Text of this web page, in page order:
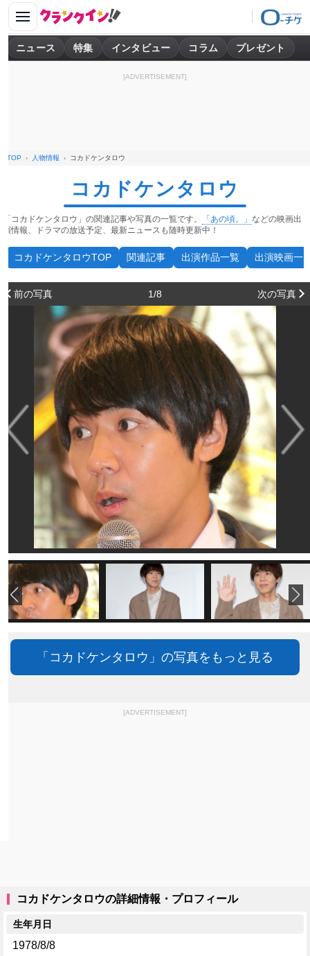
ニュース 特集 インタビュー コラム プレゼント
[ADVERTISEMENT]
TOP 人物情報 コカドケンタロウ
コカドケンタロウ
「コカドケンタロウ」の関連記事や写真の一覧です。 「あの頃。」 などの映画出
演情報、ドラマの放送予定、最新ニュースも随時更新中！
コカドケンタロウTOP 関連記事 出演作品一覧 出演映画一
前の写真 1/8 次の写真
「コカドケンタロウ」の写真をもっと見る
[ADVERTISEMENT]
コカドケンタロウの詳細情報・プロフィール
生年月日
1978/8/8